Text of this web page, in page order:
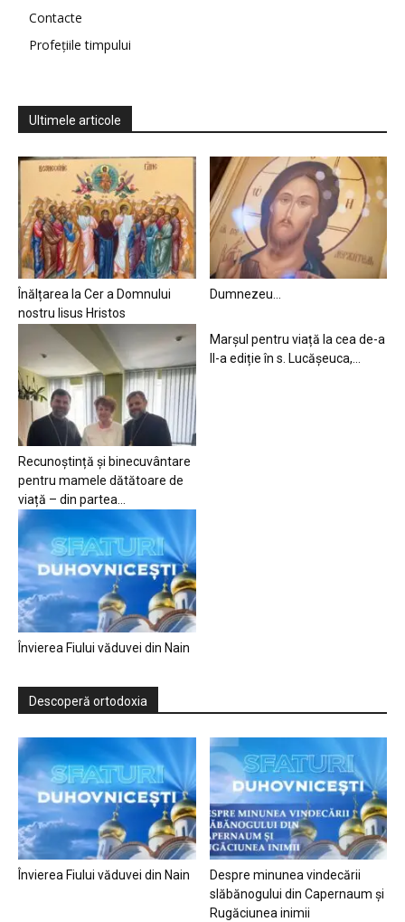
Contacte
Profețiile timpului
Ultimele articole
Înălțarea la Cer a Domnului
nostru Iisus Hristos
Dumnezeu…
Recunoștință și binecuvântare
pentru mamele dătătoare de
viață – din partea...
Marșul pentru viață la cea de-a
II-a ediție în s. Lucășeuca,...
Învierea Fiului văduvei din Nain
Descoperă ortodoxia
Învierea Fiului văduvei din Nain
Despre minunea vindecării
slăbănogului din Capernaum și
Rugăciunea inimii